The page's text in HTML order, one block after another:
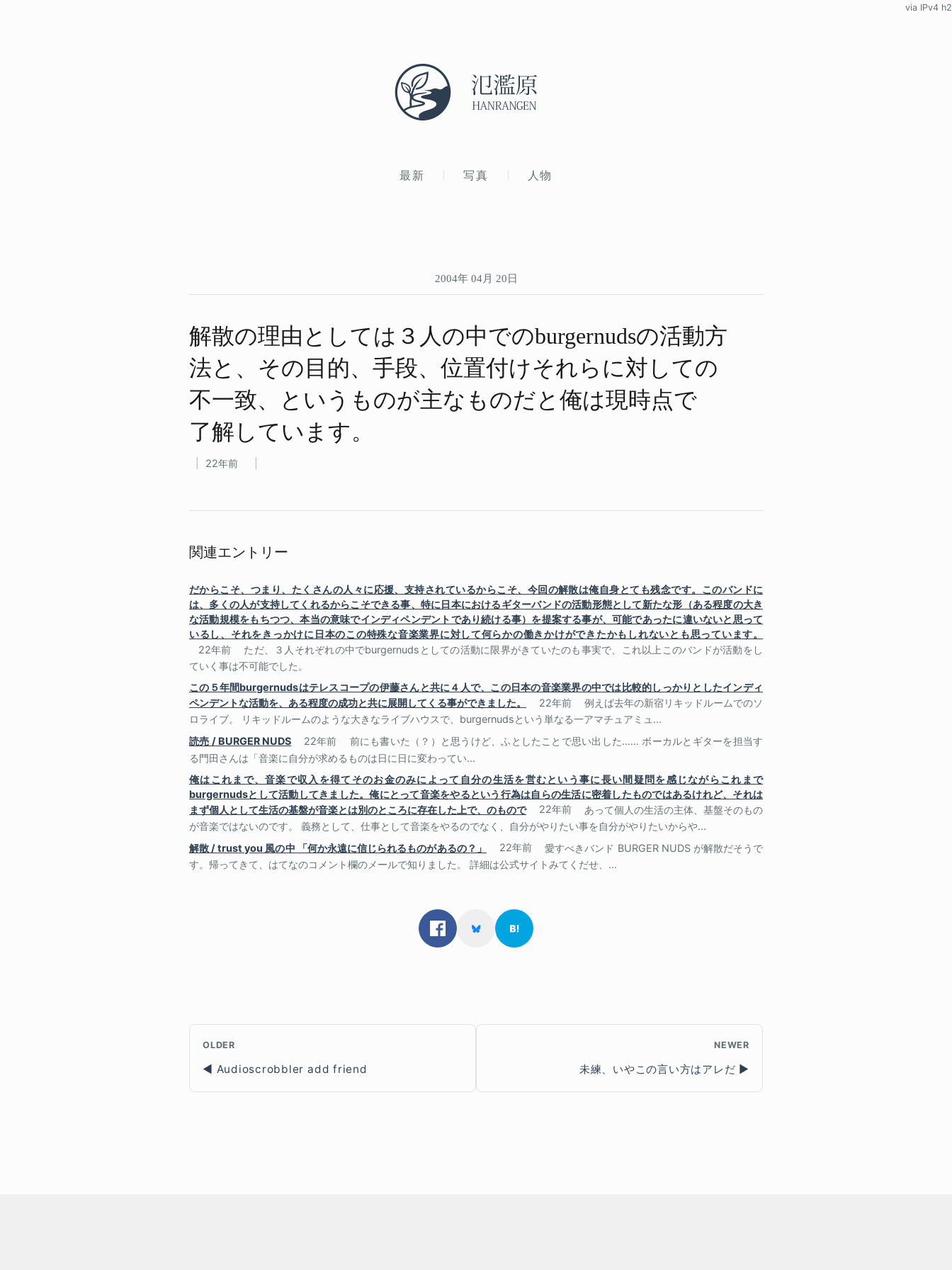
最新 写真 人物
via IPv4 h2
2004年 04月 20日
解散の​理由と​しては​３人の​中での​burgernudsの​活動方​
法と、​その​目的、​手段、​位置付けそれらに​対しての​
不一致、と​いう​ものが​主な​ものだと​俺は​現時点で​
了解しています。
22年前
関連エントリー
だからこそ、つまり、たくさんの人々に応援、支持されているからこそ、今回の解散は俺自身とても残念です。このバンドに
は、多くの人が支持してくれるからこそできる事、特に日本におけるギターバンドの活動形態として新たな形（ある程度の大き
な活動規模をもちつつ、本当の意味でインディペンデントであり続ける事）を提案する事が、可能であったに違いないと思って
いるし、それをきっかけに日本のこの特殊な音楽業界に対して何らかの働きかけができたかもしれないとも思っています。
22年前
ただ、３人それぞれの中でburgernudsとしての活動に限界がきていたのも事実で、これ以上このバンドが活動をし
ていく事は不可能でした。
この５年間burgernudsはテレスコープの伊藤さんと共に４人で、この日本の音楽業界の中では比較的しっかりとしたインディ
ペンデントな活動を、ある程度の成功と共に展開してくる事ができました。
22年前
例えば去年の新宿リキッドルームでのソ
ロライブ。 リキッドルームのような大きなライブハウスで、burgernudsという単なる一アマチュアミュ...
読売 / BURGER NUDS
22年前
前にも書いた（？）と思うけど、ふとしたことで思い出した…… ボーカルとギターを担当す
る門田さんは「音楽に自分が求めるものは日に日に変わってい...
俺はこれまで、音楽で収入を得てそのお金のみによって自分の生活を営むという事に長い間疑問を感じながらこれまで
burgernudsとして活動してきました。俺にとって音楽をやるという行為は自らの生活に密着したものではあるけれど、それは
まず個人として生活の基盤が音楽とは別のところに存在した上で、のもので
22年前
あって個人の生活の主体、基盤そのもの
が音楽ではないのです。 義務として、仕事として音楽をやるのでなく、自分がやりたい事を自分がやりたいからや...
解散 / trust you 風の中 「何か永遠に信じられるものがあるの？」
22年前
愛すべきバンド BURGER NUDS が解散だそうで
す。帰ってきて、はてなのコメント欄のメールで知りました。 詳細は公式サイトみてくだせ、...
OLDER
Audioscrobbler add friend
NEWER
未練、いやこの言い方はアレだ